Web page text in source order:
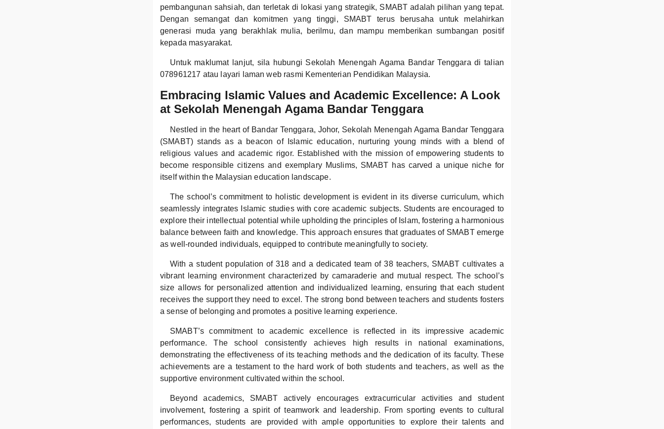
pembangunan sahsiah, dan terletak di lokasi yang strategik, SMABT adalah pilihan yang tepat.
Dengan semangat dan komitmen yang tinggi, SMABT terus berusaha untuk melahirkan
generasi muda yang berakhlak mulia, berilmu, dan mampu memberikan sumbangan positif
kepada masyarakat.
Untuk maklumat lanjut, sila hubungi Sekolah Menengah Agama Bandar Tenggara di talian
078961217 atau layari laman web rasmi Kementerian Pendidikan Malaysia.
Embracing Islamic Values and Academic Excellence: A Look
at Sekolah Menengah Agama Bandar Tenggara
Nestled in the heart of Bandar Tenggara, Johor, Sekolah Menengah Agama Bandar Tenggara
(SMABT) stands as a beacon of Islamic education, nurturing young minds with a blend of
religious values and academic rigor. Established with the mission of empowering students to
become responsible citizens and exemplary Muslims, SMABT has carved a unique niche for
itself within the Malaysian education landscape.
The school’s commitment to holistic development is evident in its diverse curriculum, which
seamlessly integrates Islamic studies with core academic subjects. Students are encouraged to
explore their intellectual potential while upholding the principles of Islam, fostering a harmonious
balance between faith and knowledge. This approach ensures that graduates of SMABT emerge
as well-rounded individuals, equipped to contribute meaningfully to society.
With a student population of 318 and a dedicated team of 38 teachers, SMABT cultivates a
vibrant learning environment characterized by camaraderie and mutual respect. The school’s
size allows for personalized attention and individualized learning, ensuring that each student
receives the support they need to excel. The strong bond between teachers and students fosters
a sense of belonging and promotes a positive learning experience.
SMABT’s commitment to academic excellence is reflected in its impressive academic
performance. The school consistently achieves high results in national examinations,
demonstrating the effectiveness of its teaching methods and the dedication of its faculty. These
achievements are a testament to the hard work of both students and teachers, as well as the
supportive environment cultivated within the school.
Beyond academics, SMABT actively encourages extracurricular activities and student
involvement, fostering a spirit of teamwork and leadership. From sporting events to cultural
performances, students are provided with ample opportunities to explore their talents and